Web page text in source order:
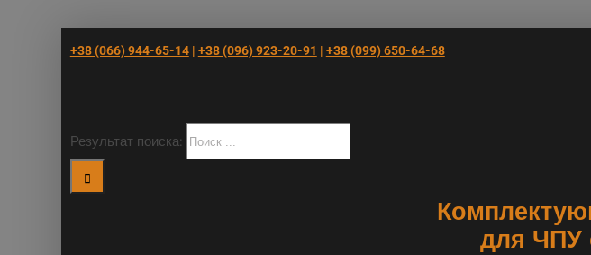
+38 (066) 944-65-14| +38 (096) 923-20-91 | +38 (‎099) 650-64-68
Результат поиска:
для ЧПУ